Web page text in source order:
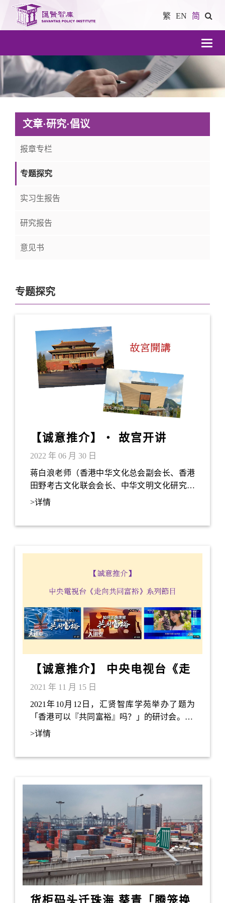
繁 EN 简
導
航
文章·研究·倡议
报章专栏
专题探究
实习生报告
研究报告
意见书
专题探究
【诚意推介】‧ 故宫开讲
2022 年 06 月 30 日
蒋白浪老师（香港中华文化总会副会长、香港
田野考古文化联会会长、中华文明文化研究会
主席、中国香港水下考古文化研究会主席）在
>详情
【诚意推介】 中央电视台《走
向共同富裕》系列节目
2021 年 11 月 15 日
2021年10月12日，汇贤智库学苑举办了题为
「香港可以『共同富裕』吗？」的研讨会。 该
研讨会由本人主持，并由资深传媒人及香港新
「共同富裕」的叁大要点。郭一呜先生进一步
阐释了「共同富裕」的理
>详情
货柜码头迁珠海 葵青「腾笼换